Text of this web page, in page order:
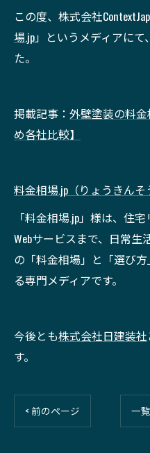
この度、株式会社
場.jp」というメディアに
た。
掲載記事： 外壁塗装の料
め各社比較】
料金相場.jp（りょうきんそ
「料金相場.jp」様は、住
Webサービスまで、日常
の「料金相場」と「選び
る専門メディアです。
今後とも株式会社日建装社
す。
< 前のページ 一